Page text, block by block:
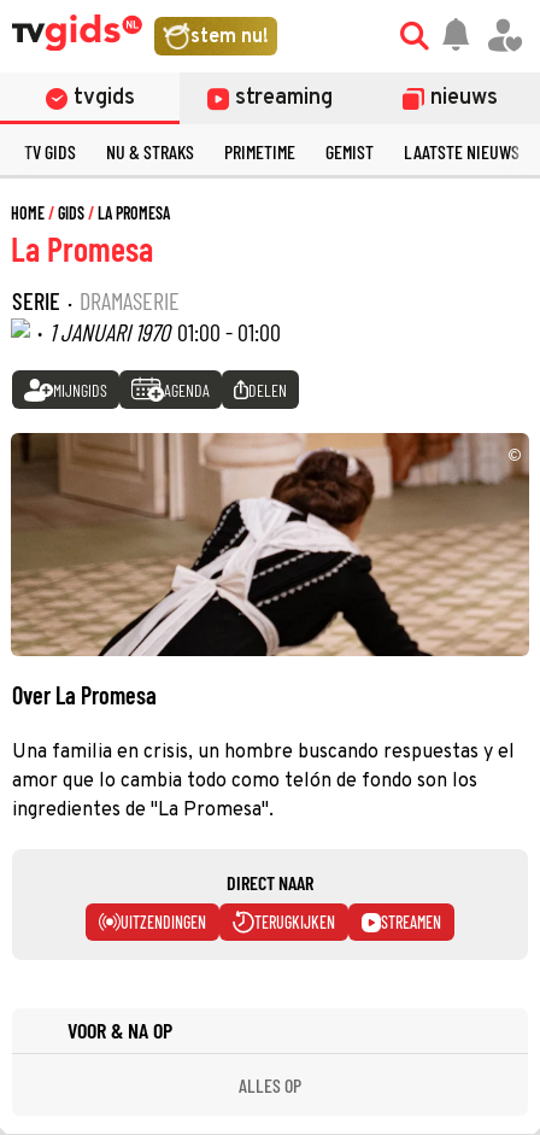
stem nu!
tvgids streaming nieuws
TV GIDS NU & STRAKS PRIMETIME GEMIST LAATSTE NIEUWS
HOME GIDS LA PROMESA
La Promesa
SERIE · DRAMASERIE
· 1 JANUARI 1970 01:00 - 01:00
MIJNGIDS AGENDA DELEN
©
Over La Promesa
Una familia en crisis, un hombre buscando respuestas y el
amor que lo cambia todo como telón de fondo son los
ingredientes de "La Promesa".
DIRECT NAAR
UITZENDINGEN TERUGKIJKEN STREAMEN
VOOR & NA OP
ALLES OP